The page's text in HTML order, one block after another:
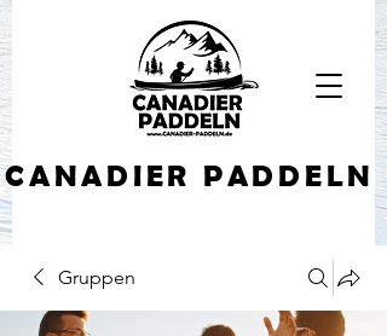
CANADIER PADDELN
Gruppen